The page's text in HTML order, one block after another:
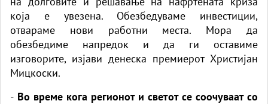
која е увезена. Обезбедуваме инвестиции,
отвараме нови работни места. Мора да
обезбедиме напредок и да ги оставиме
изговорите, изјави денеска премиерот Христијан
Мицкоски.
- Во време кога регионот и светот се соочуваат со